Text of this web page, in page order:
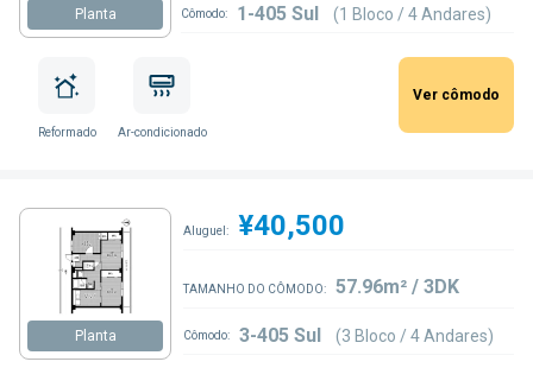
Planta Cômodo: 1-405 Sul (1 Bloco / 4 Andares)
Reformado Ar-condicionado
Ver cômodo
Planta
Aluguel: ¥40,500
TAMANHO DO CÔMODO: 57.96m² / 3DK
Cômodo: 3-405 Sul (3 Bloco / 4 Andares)